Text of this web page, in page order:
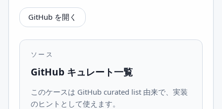
GitHub を開く
ソース
GitHub キュレート一覧
このケースは GitHub curated list 由来で、実装
のヒントとして使えます。